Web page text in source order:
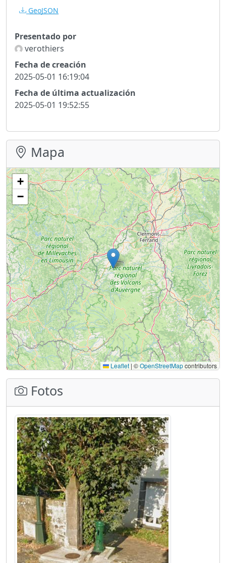
GeoJSON
Presentado por
verothiers
Fecha de creación
2025-05-01 16:19:04
Fecha de última actualización
2025-05-01 19:52:55
Mapa
+
−
Leaflet | ©OpenStreetMapcontributors
Fotos